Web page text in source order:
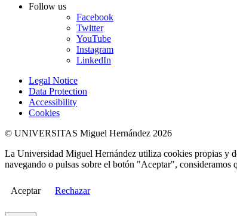
Follow us
Facebook
Twitter
YouTube
Instagram
LinkedIn
Legal Notice
Data Protection
Accessibility
Cookies
© UNIVERSITAS Miguel Hernández 2026
La Universidad Miguel Hernández utiliza cookies propias y
navegando o pulsas sobre el botón "Aceptar", consideramos
Aceptar Rechazar